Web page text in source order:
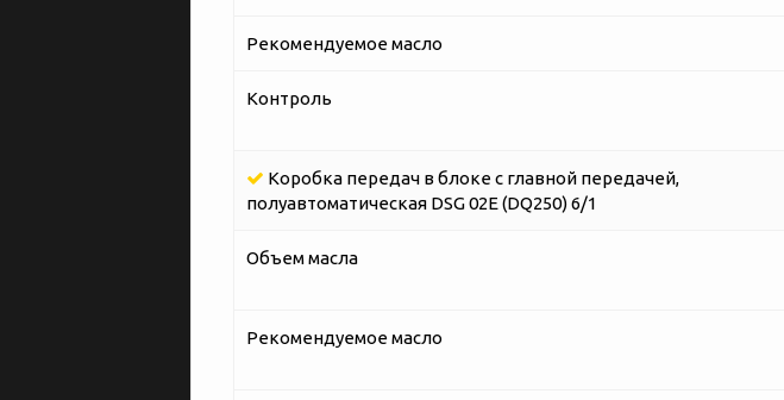
Рекомендуемое масло
Контроль
Коробка передач в блоке с главной передачей,
полуавтоматическая DSG 02E (DQ250) 6/1
Объем масла
Рекомендуемое масло